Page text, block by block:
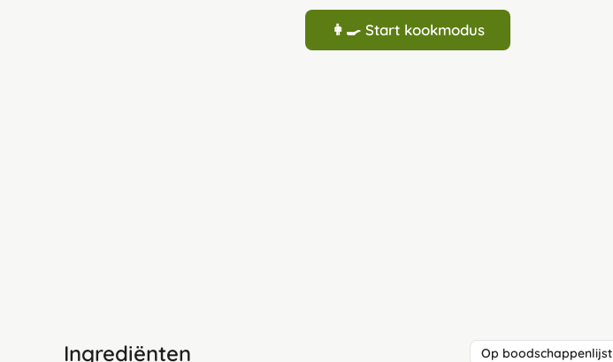
👩‍🍳 Start kookmodus
Ingrediënten Op boodschappenlijst